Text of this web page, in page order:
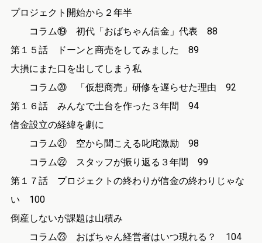
プロジェクト開始から２年半
コラム⑲ 初代「おばちゃん信金」代表 88
第１５話 ドーンと商売をしてみました 89
大損にまた口を出してしまう私
コラム⑳ 「仮想商売」研修を遅らせた理由 92
第１６話 みんなで土台を作った３年間 94
信金設立の経緯を劇に
コラム㉑ 空から聞こえる叱咤激励 98
コラム㉒ スタッフが振り返る３年間 99
第１７話 プロジェクトの終わりが信金の終わりじゃな
い 100
倒産しないが課題は山積み
コラム㉓ おばちゃん経営者はいつ現れる？ 104